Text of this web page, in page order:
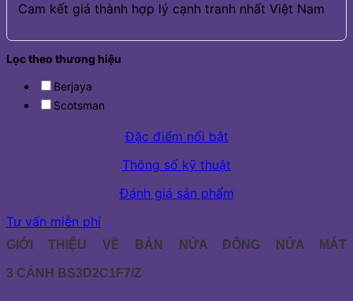
Cam kết giá thành hợp lý cạnh tranh nhất Việt Nam
Lọc theo thương hiệu
Berjaya
Scotsman
Đặc điểm nổi bật
Thông số kỹ thuật
Đánh giá sản phẩm
Tư vấn miễn phí
GIỚI THIỆU VỀ BÀN NỬA ĐÔNG NỬA MÁT
3 CÁNH BS3D2C1F7/Z